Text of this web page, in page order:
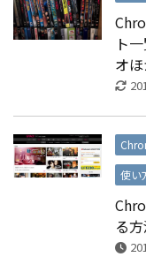
ト
オ
使い
る